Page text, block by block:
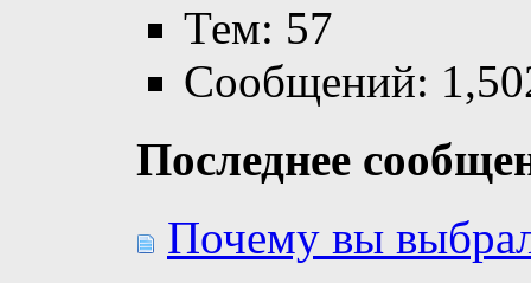
Тем: 57
Сообщений:
Последнее
Почему вы